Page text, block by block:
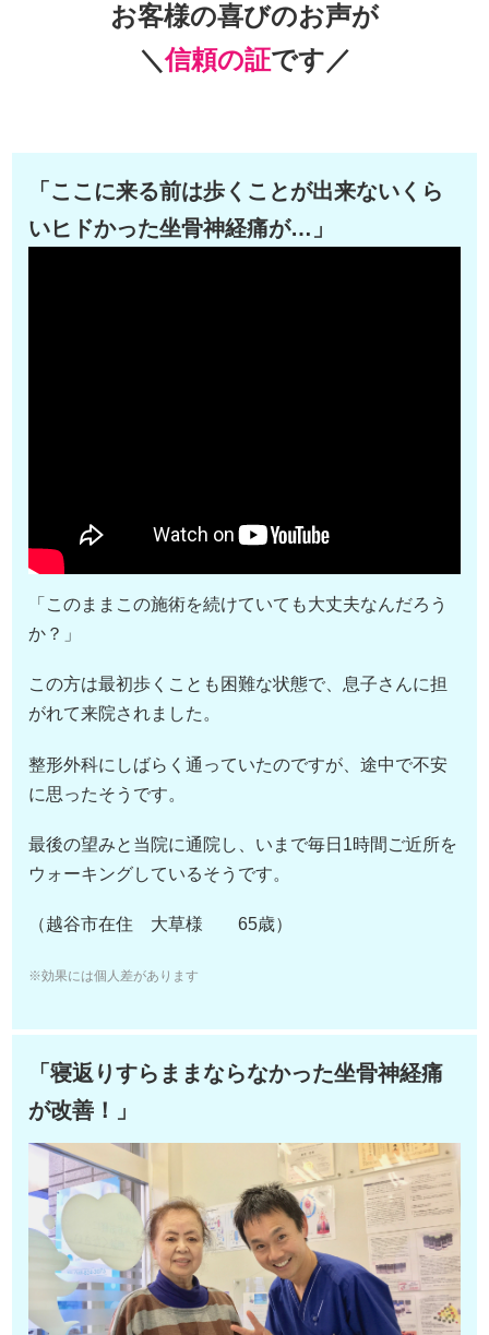
お客様の喜びのお声が
＼信頼の証です／
「ここに来る前は歩くことが出来ないくら
いヒドかった坐骨神経痛が…」
「このままこの施術を続けていても大丈夫なんだろう
か？」
この方は最初歩くことも困難な状態で、息子さんに担
がれて来院されました。
整形外科にしばらく通っていたのですが、途中で不安
に思ったそうです。
最後の望みと当院に通院し、いまで毎日1時間ご近所を
ウォーキングしているそうです。
（越谷市在住 大草様 65歳）
※効果には個人差があります
「寝返りすらままならなかった坐骨神経痛
が改善！」